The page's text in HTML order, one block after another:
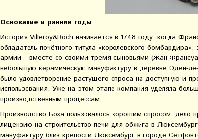
Основание и ранние годы
История Villeroy&Boch начинается в 1748 году, когда
обладатель почётного титула «королевского
армии – вместе со своими тремя сыновьями (Жан-
небольшую керамическую мануфактуру в деревне Оден-
было удовлетворение растущего спроса на доступную и
использования. Уже на этом этапе компания уделяла
производственным процессам.
Производство Боха пользовалось хорошим спросом, дело
лицензию на строительство печи для обжига в
мануфактуру близ крепости Люксембург в городе